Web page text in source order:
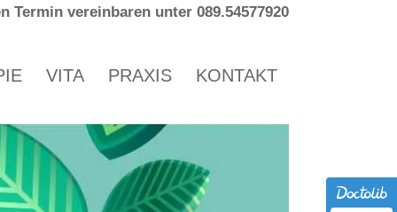
Termin vereinbaren unter 089.54577920
VITA PRAXIS KONTAKT